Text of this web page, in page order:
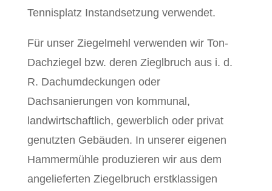
Tennisplatz Instandsetzung verwendet.
Für unser Ziegelmehl verwenden wir Ton-
Dachziegel bzw. deren Zieglbruch aus i. d.
R. Dachumdeckungen oder
Dachsanierungen von kommunal,
landwirtschaftlich, gewerblich oder privat
genutzten Gebäuden. In unserer eigenen
Hammermühle produzieren wir aus dem
angelieferten Ziegelbruch erstklassigen